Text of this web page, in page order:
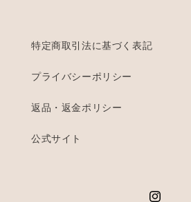
特定商取引法に基づく表記
プライバシーポリシー
返品・返金ポリシー
公式サイト